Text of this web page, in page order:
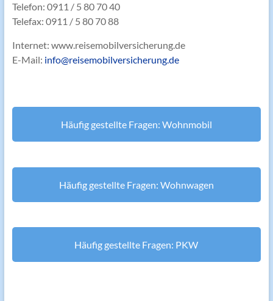
Telefon: 0911 / 5 80 70 40
Telefax: 0911 / 5 80 70 88
Internet: www.reisemobilversicherung.de
E-Mail: info@reisemobilversicherung.de
Häufig gestellte Fragen: Wohnmobil
Häufig gestellte Fragen: Wohnwagen
Häufig gestellte Fragen: PKW